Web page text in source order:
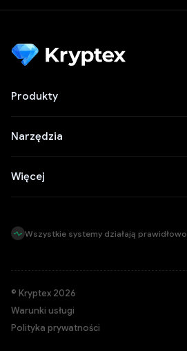
Produkty
Narzędzia
Więcej
Wszystkie systemy działają prawidłowo
© Kryptex 2026
Warunki usługi
Polityka prywatności